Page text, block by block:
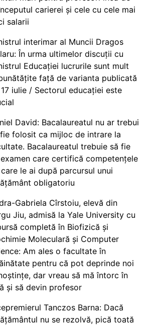
carierei și cele cu cele mai
salarii
interimar al Muncii Dragos
În urma ultimelor discuții cu
Educației lucrurile sunt mult
față de varianta publicată
iulie / Sectorul educației este
David: Bacalaureatul nu ar trebui
folosit ca mijloc de intrare la
Bacalaureatul trebuie să fie
care certifică competențele
le ai după parcursul unui
obligatoriu
Gabriela Cîrstoiu, elevă din
Jiu, admisă la Yale University cu
completă în Biofizică și
Moleculară și Computer
Am ales o facultate în
pentru că pot deprinde noi
dar vreau să mă întorc în
și să devin profesor
Tanczos Barna: Dacă
nu se rezolvă, pică toată